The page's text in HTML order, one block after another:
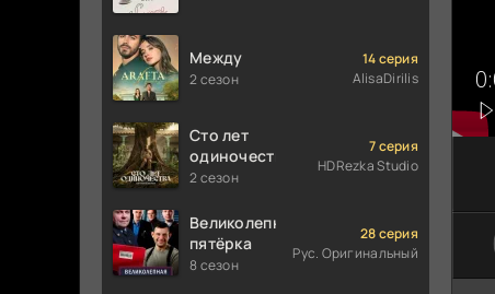
Между
2 сезон
14 серия
AlisaDirilis
Сто лет
одиночества
2 сезон
7 серия
HDRezka Studio
Великолепная
пятёрка
8 сезон
28 серия
Рус. Оригинальный